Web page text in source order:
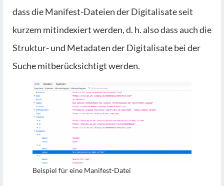
dass die Manifest-Dateien der Digitalisate seit
kurzem mitindexiert werden, d. h. also dass auch die
Struktur- und Metadaten der Digitalisate bei der
Suche mitberücksichtigt werden.
Beispiel für eine Manifest-Datei